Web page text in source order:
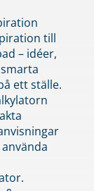
till
– idéer,
ett ställe.